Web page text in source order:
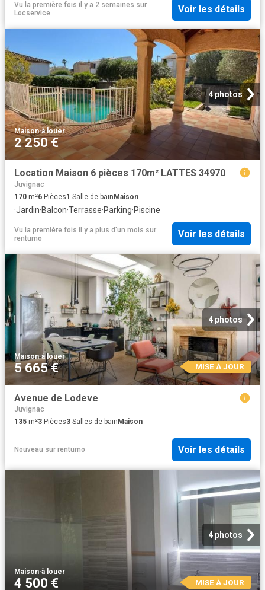
Vu la première fois il y a 2 semaines sur
Locservice
Voir les détails
4 photos
Maison·à louer
2 250 €
Location Maison 6 pièces 170m² LATTES 34970
Juvignac
170 m²6 Pièces1 Salle de bainMaison
·Jardin·Balcon·Terrasse·Parking·Piscine
Vu la première fois il y a plus d'un mois sur
rentumo
Voir les détails
4 photos
Maison·à louer
5 665 € MISE À JOUR
Avenue de Lodeve
Juvignac
135 m²3 Pièces3 Salles de bain Maison
Nouveau sur rentumo Voir les détails
4 photos
Maison·à louer
4 500 € MISE À JOUR